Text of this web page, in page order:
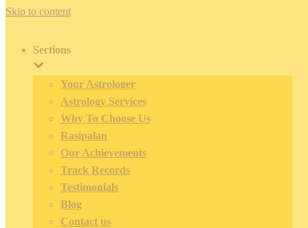
Skip to content
Sections
Your Astrologer
Astrology Services
Why To Choose Us
Rasipalan
Our Achievements
Track Records
Testimonials
Blog
Contact us